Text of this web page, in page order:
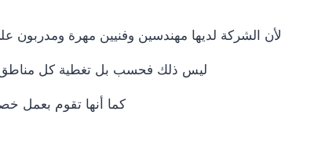
لأن الشركة لديها مهندسين وفنيين مهرة ومدربون
ليس ذلك فحسب بل تغطية كل مناطق
كما أنها تقوم بعمل